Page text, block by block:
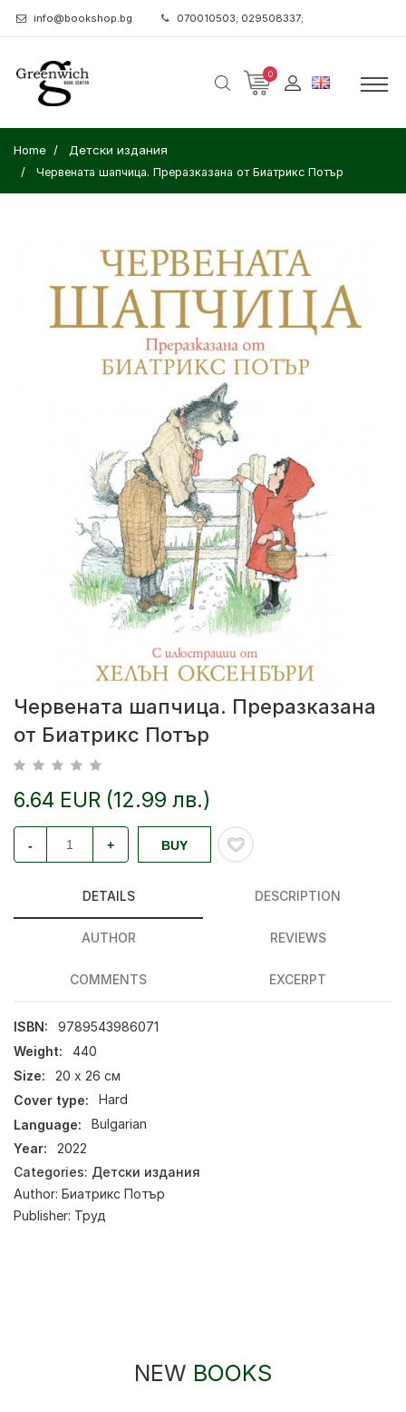
info@bookshop.bg 070010503; 029508337;
0
Home Детски издания
Червената шапчица. Преразказана от Биатрикс Потър
Червената шапчица. Преразказана
от Биатрикс Потър
6.64 EUR (12.99 лв.)
- + BUY
DETAILS DESCRIPTION
AUTHOR REVIEWS
COMMENTS EXCERPT
ISBN:
9789543986071
Weight:
440
Size:
20 х 26 см
Cover type:
Hard
Language:
Bulgarian
Year:
2022
Categories: Детски издания
Author: Биатрикс Потър
Publisher: Труд
NEW BOOKS